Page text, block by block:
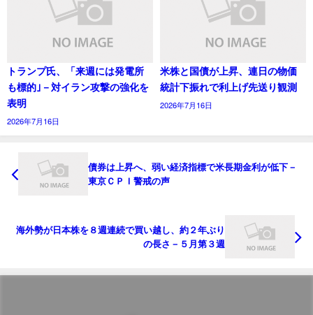
トランプ氏、「来週には発電所
も標的｣－対イラン攻撃の強化を
表明
2026年7月16日
米株と国債が上昇、連日の物価
統計下振れで利上げ先送り観測
2026年7月16日
債券は上昇へ、弱い経済指標で米長期金利が低下－
東京ＣＰＩ警戒の声
海外勢が日本株を８週連続で買い越し、約２年ぶり
の長さ－５月第３週